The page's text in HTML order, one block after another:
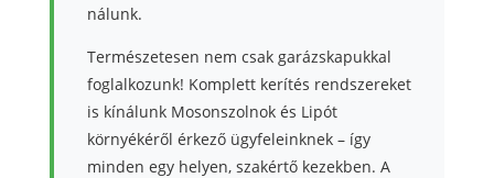
nálunk.
Természetesen nem csak garázskapukkal
foglalkozunk! Komplett kerítés rendszereket
is kínálunk Mosonszolnok és Lipót
környékéről érkező ügyfeleinknek – így
minden egy helyen, szakértő kezekben. A